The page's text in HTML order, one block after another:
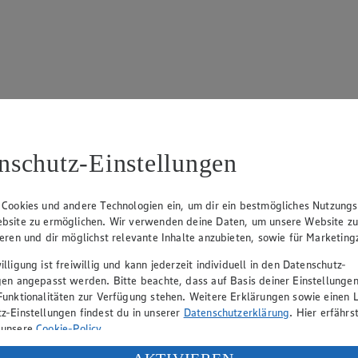
(Vorstandsvorsitzender), Peter Wagener
gewährt Ihnen jedoch das Recht, den auf dieser Website
und Vervielfältigung von Bildmaterial oder Grafiken aus
Einstellungen
und andere Technologien ein, um dir ein bestmögliches
zu ermöglichen. Wir verwenden deine Daten, um unsere Website zu
und dir möglichst relevante Inhalte anzubieten, sowie für
ist freiwillig und kann jederzeit individuell in den Datenschutz-
angepasst werden. Bitte beachte, dass auf Basis deiner
zur Verfügung stehen. Weitere Erklärungen sowie einen
Einstellungen findest du in unserer Datenschutzerklärung. Hier
Cookie-Policy.